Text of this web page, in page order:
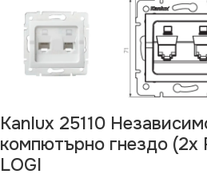
Kanlux 25110
компютърно гнездо (2x
LOGI